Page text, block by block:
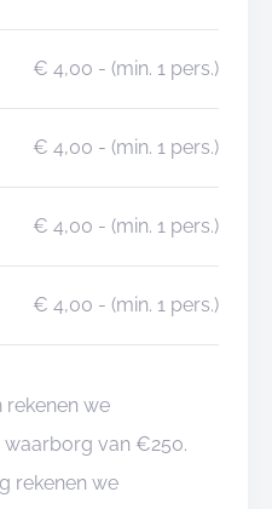
€ 4,00 - (min. 1 pers.)
€ 4,00 - (min. 1 pers.)
€ 4,00 - (min. 1 pers.)
€ 4,00 - (min. 1 pers.)
we
van €250.
rekenen we